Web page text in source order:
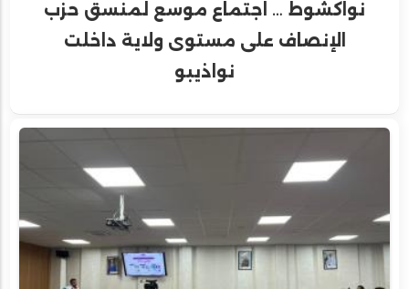
نواكشوط … اجتماع موسع لمنسق حزب
الإنصاف على مستوى ولاية داخلت
نواذيبو